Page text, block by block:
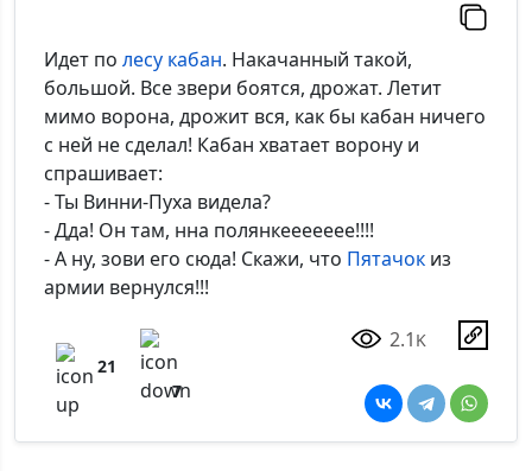
Идет по лесу кабан. Накачанный такой,
большой. Все звери боятся, дрожат. Летит
мимо ворона, дрожит вся, как бы кабан ничего
с ней не сделал! Кабан хватает ворону и
спрашивает:
- Ты Винни-Пуха видела?
- Дда! Он там, нна полянкеееееее!!!!
- А ну, зови его сюда! Скажи, что Пятачок из
армии вернулся!!!
21
7
2.1 K